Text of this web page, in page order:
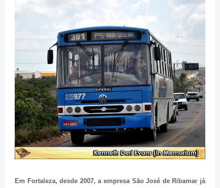
Em Fortaleza, desde 2007, a empresa São José de Ribamar já